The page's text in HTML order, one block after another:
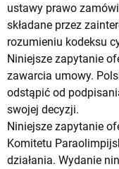
ustawy prawo
składane przez
rozumieniu kodeksu
Niniejsze zapytanie
zawarcia umowy.
odstąpić od
swojej decyzji.
Niniejsze zapytanie
Komitetu
działania. Wydanie